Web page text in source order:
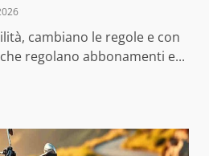
cambiano le regole e con
regolano abbonamenti e...